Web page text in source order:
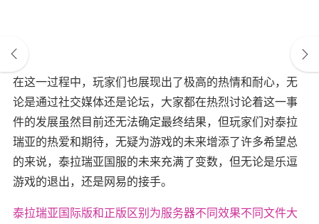
在这一过程中，玩家们也展现出了极高的热情和耐心，无
论是通过社交媒体还是论坛，大家都在热烈讨论着这一事
件的发展虽然目前还无法确定最终结果，但玩家们对泰拉
瑞亚的热爱和期待，无疑为游戏的未来增添了许多希望总
的来说，泰拉瑞亚国服的未来充满了变数，但无论是乐逗
游戏的退出，还是网易的接手。
泰拉瑞亚国际版和正版区别为服务器不同效果不同文件大